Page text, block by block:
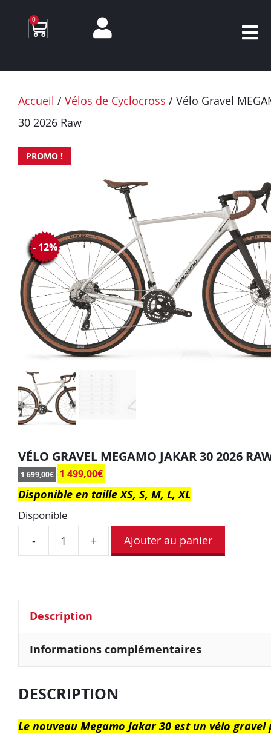
0
Accueil / Vélos de Cyclocross / Vélo Gravel
30 2026 Raw
PROMO !
VÉLO GRAVEL MEGAMO JAKAR 30 2026
1 699,00€ 1 499,00€
- 12%
Disponible en taille XS, S, M, L, XL
Disponible
- + Ajouter au panier
Description
Informations complémentaires
DESCRIPTION
Le nouveau Megamo Jakar 30 est un vélo